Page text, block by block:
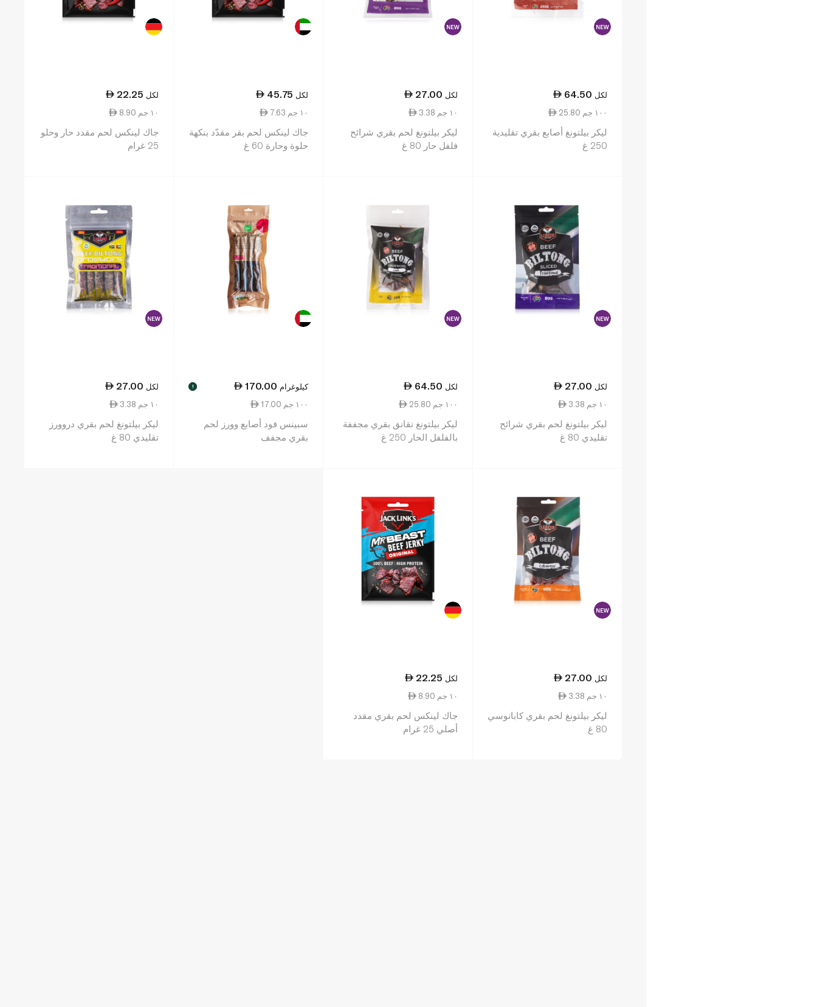
64.50 لكل
25.80 ١٠٠ جم
ليكر بيلتونغ أصابع بقري تقليدية
250 غ
27.00 لكل
3.38 ١٠ جم
ليكر بيلتونغ لحم بقري شرائح
فلفل حار 80 غ
45.75 لكل
7.63 ١٠ جم
جاك لينكس لحم بقر مقدّد بنكهة
حلوة وحارة 60 غ
22.25 لكل
8.90 ١٠ جم
جاك لينكس لحم مقدد حار وحلو
25 غرام
27.00 لكل
3.38 ١٠ جم
ليكر بيلتونغ لحم بقري شرائح
تقليدي 80 غ
64.50 لكل
25.80 ١٠٠ جم
ليكر بيلتونغ نقانق بقري مجففة
بالفلفل الحار 250 غ
170.00 كيلوغرام !
17.00 ١٠٠ جم
سبينس فود أصابع وورز لحم
بقري مجفف
27.00 لكل
3.38 ١٠ جم
ليكر بيلتونغ لحم بقري دروورز
تقليدي 80 غ
27.00 لكل
3.38 ١٠ جم
ليكر بيلتونغ لحم بقري كابانوسي
80 غ
22.25 لكل
8.90 ١٠ جم
جاك لينكس لحم بقري مقدد
أصلي 25 غرام